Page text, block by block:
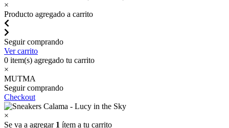
×
Producto agregado a carrito
Seguir comprando
Ver carrito
0 item(s) agregado tu carrito
×
MUTMA
Seguir comprando
Checkout
×
Se va a agregar 1 ítem a tu carrito